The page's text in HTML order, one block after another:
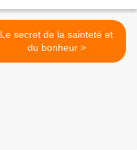
Le secret de la sainteté et
du bonheur >